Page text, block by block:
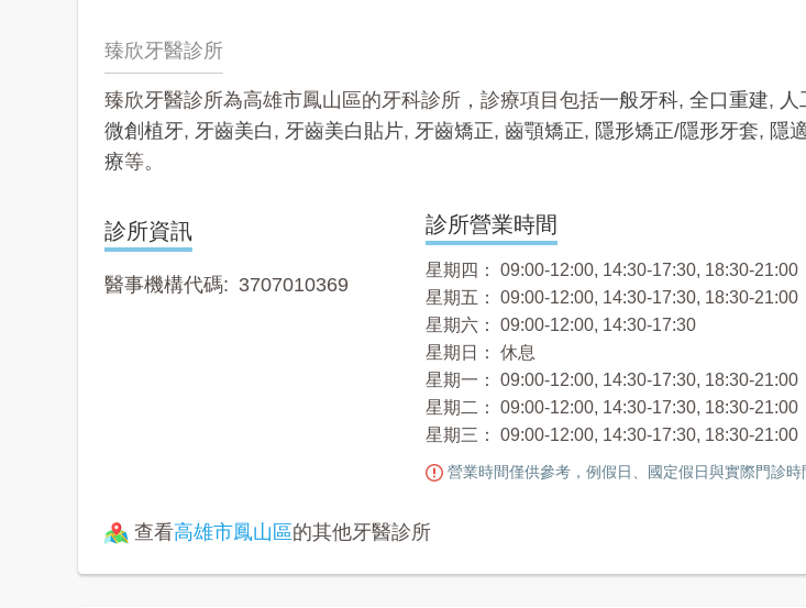
臻欣牙醫診所
臻欣牙醫診所為高雄市鳳山區的牙科診所，診療項目包括一般牙科, 全口重建, 人
微創植牙, 牙齒美白 , 牙齒美白貼片, 牙齒矯正, 齒顎矯正, 隱形矯正/隱形牙套, 隱
療等。
診所資訊
醫事機構代碼 3707010369
診所營業時間
星期四： 09:00-12:00, 14:30-17:30, 18:30-21:00
星期五： 09:00-12:00, 14:30-17:30, 18:30-21:00
星期六： 09:00-12:00, 14:30-17:30
星期日： 休息
星期一： 09:00-12:00, 14:30-17:30, 18:30-21:00
星期二： 09:00-12:00, 14:30-17:30, 18:30-21:00
星期三： 09:00-12:00, 14:30-17:30, 18:30-21:00
營業時間僅供參考，例假日、國定假日與實際門診時
查看高雄市鳳山區的其他牙醫診所